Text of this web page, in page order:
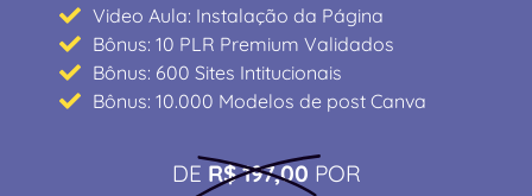
Video Aula: Instalação da Página
Bônus: 10 PLR Premium Validados
Bônus: 600 Sites Intitucionais
Bônus: 10.000 Modelos de post Canva
DE R$ 197,00 POR